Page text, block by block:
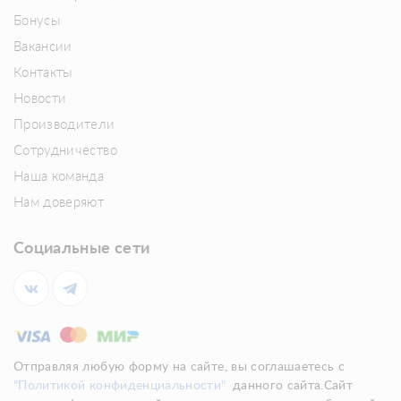
Бонусы
Вакансии
Контакты
Новости
Производители
Сотрудничество
Наша команда
Нам доверяют
Социальные сети
Отправляя любую форму на сайте, вы соглашаетесь с
"Политикой конфиденциальности"
данного сайта.Сайт